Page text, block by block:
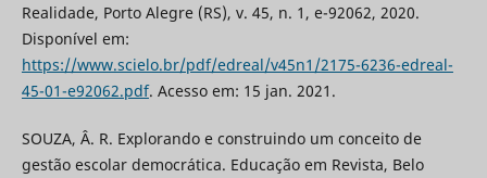
Realidade, Porto Alegre (RS), v. 45, n. 1, e-92062, 2020.
Disponível em:
https://www.scielo.br/pdf/edreal/v45n1/2175-6236-edreal-
45-01-e92062.pdf. Acesso em: 15 jan. 2021.
SOUZA, Â. R. Explorando e construindo um conceito de
gestão escolar democrática. Educação em Revista, Belo